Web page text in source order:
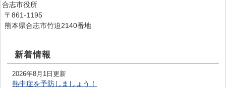
合志市役所
〒861-1195
熊本県合志市竹迫2140番地
新着情報
2026年8月1日更新
熱中症を予防しましょう！